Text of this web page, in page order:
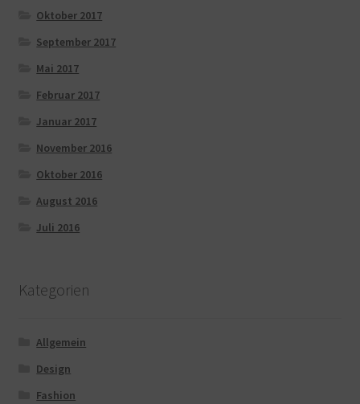
Oktober 2017
September 2017
Mai 2017
Februar 2017
Januar 2017
November 2016
Oktober 2016
August 2016
Juli 2016
Kategorien
Allgemein
Design
Fashion